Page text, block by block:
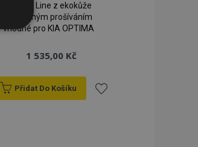
Perfect Line z ekokůže
se zeleným prošíváním
vhodné pro KIA OPTIMA
1 535,00 Kč
Přidat Do Košíku